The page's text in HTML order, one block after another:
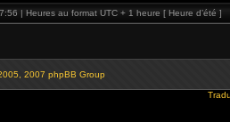
| Heures au format UTC + 1 heure [ Heure d’été ]
2007 phpBB Group